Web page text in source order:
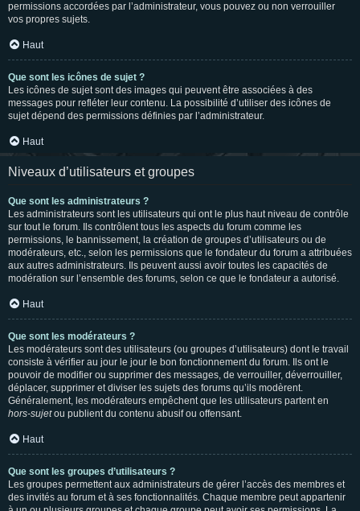
permissions accordées par l’administrateur, vous pouvez ou non verrouiller
vos propres sujets.
Haut
Que sont les icônes de sujet ?
Les icônes de sujet sont des images qui peuvent être associées à des
messages pour refléter leur contenu. La possibilité d’utiliser des icônes de
sujet dépend des permissions définies par l’administrateur.
Haut
Niveaux d’utilisateurs et groupes
Que sont les administrateurs ?
Les administrateurs sont les utilisateurs qui ont le plus haut niveau de contrôle
sur tout le forum. Ils contrôlent tous les aspects du forum comme les
permissions, le bannissement, la création de groupes d’utilisateurs ou de
modérateurs, etc., selon les permissions que le fondateur du forum a attribuées
aux autres administrateurs. Ils peuvent aussi avoir toutes les capacités de
modération sur l’ensemble des forums, selon ce que le fondateur a autorisé.
Haut
Que sont les modérateurs ?
Les modérateurs sont des utilisateurs (ou groupes d’utilisateurs) dont le travail
consiste à vérifier au jour le jour le bon fonctionnement du forum. Ils ont le
pouvoir de modifier ou supprimer des messages, de verrouiller, déverrouiller,
déplacer, supprimer et diviser les sujets des forums qu’ils modèrent.
Généralement, les modérateurs empêchent que les utilisateurs partent en
hors-sujetou publient du contenu abusif ou offensant.
Haut
Que sont les groupes d’utilisateurs ?
Les groupes permettent aux administrateurs de gérer l’accès des membres et
des invités au forum et à ses fonctionnalités. Chaque membre peut appartenir